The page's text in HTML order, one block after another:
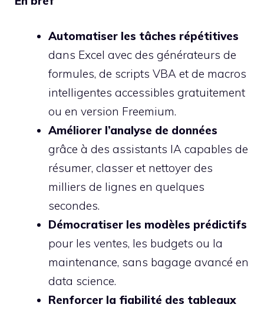
Automatiser les tâches répétitives
dans Excel avec des générateurs de
formules, de scripts VBA et de macros
intelligentes accessibles gratuitement
ou en version Freemium.
Améliorer l’analyse de données
grâce à des assistants IA capables de
résumer, classer et nettoyer des
milliers de lignes en quelques
secondes.
Démocratiser les modèles prédictifs
pour les ventes, les budgets ou la
maintenance, sans bagage avancé en
data science.
Renforcer la fiabilité des tableaux